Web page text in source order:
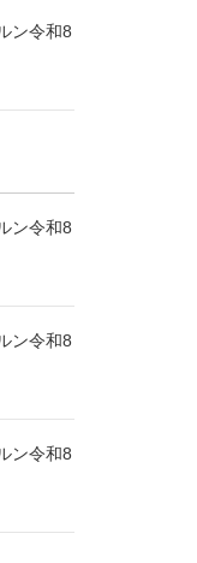
ン令和8
ン令和8
ン令和8
ン令和8